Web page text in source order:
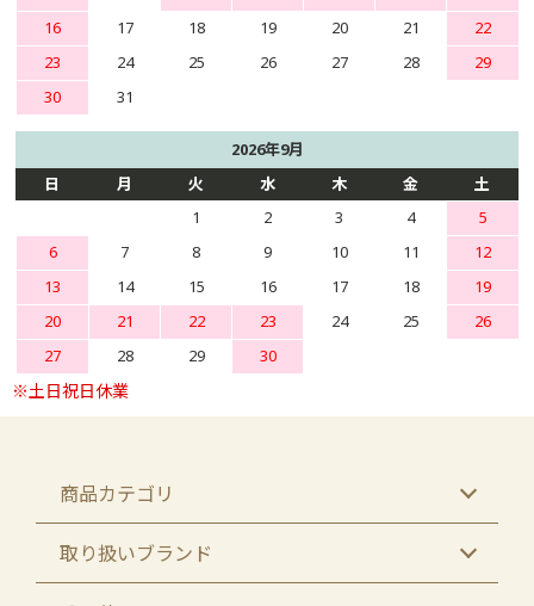
16
17 18 19 20 21
22
23
24 25 26 27 28
29
30
31
2026年9月
日
月 火 水 木 金
土
1
2 3 4
5
6
7 8 9 10 11
12
13
14 15 16 17 18
19
20
21 22 23 24 25
26
27
28 29 30
商品カテゴリ
取り扱いブランド